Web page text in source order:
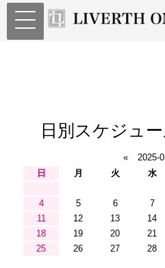
日別スケジュー
« 2025-
日 月 火 水
4
5 6 7
11
12 13 14
18
19 20 21
25
26 27 28